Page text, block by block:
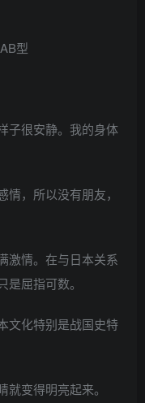
型
很安静。我的身体
，所以没有朋友，
情。在与日本关系
屈指可数。
化特别是战国史特
变得明亮起来。